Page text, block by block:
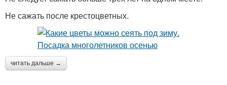
Не сажать после крестоцветных.
читать дальше →